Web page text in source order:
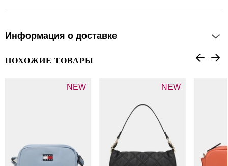
Информация о доставке
ПОХОЖИЕ ТОВАРЫ
NEW NEW